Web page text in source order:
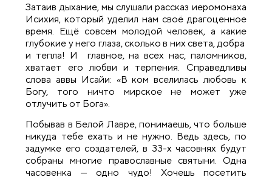
Затаив дыхание, мы слушали рассказ иеромонаха
Исихия, который уделил нам своё драгоценное
время. Ещё совсем молодой человек, а какие
глубокие у него глаза, сколько в них света, добра
и тепла! И главное, на всех нас, паломников,
хватает его любви и терпения. Справедливы
слова аввы Исайи: «В ком вселилась любовь к
Богу, того ничто мирское не может уже
отлучить от Бога».
Побывав в Белой Лавре, понимаешь, что больше
никуда тебе ехать и не нужно. Ведь здесь, по
задумке его создателей, в 33-х часовнях будут
собраны многие православные святыни. Одна
часовенка — одно чудо! Хочешь посетить